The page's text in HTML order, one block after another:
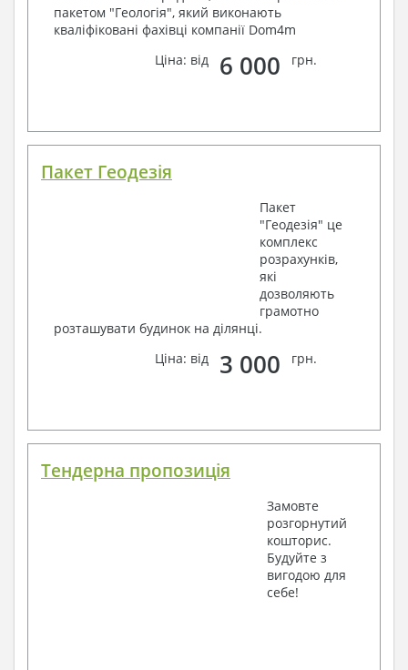
пакетом "Геологія", який виконають
кваліфіковані фахівці компанії Dom4m
Ціна: від
6 000 грн.
Пакет Геодезія
Пакет
"Геодезія" це
комплекс
розрахунків,
які
дозволяють
грамотно
розташувати будинок на ділянці.
Ціна: від
3 000 грн.
Тендерна пропозиція
Замовте
розгорнутий
кошторис.
Будуйте з
вигодою для
себе!